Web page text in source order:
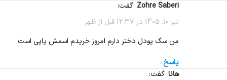
Zohre Saberi
گفت:
تیر 10, 1405 در 12:37 قبل از ظهر
من سگ پودل دختر دارم امروز خريدم اسمش پاپى است
پاسخ
هانا گفت: